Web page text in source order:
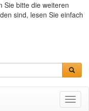
Sie bitte die weiteren
sind, lesen Sie einfach